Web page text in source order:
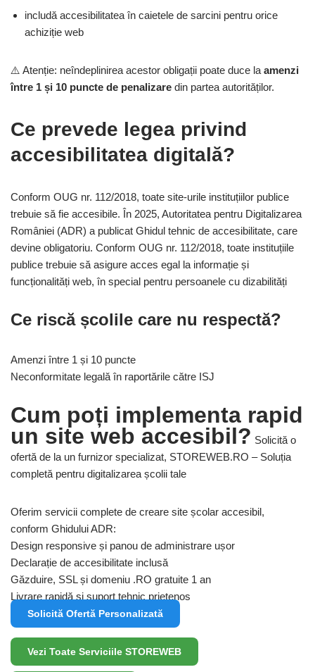
includă accesibilitatea în caietele de sarcini pentru orice
achiziție web
⚠️ Atenție: neîndeplinirea acestor obligații poate duce la amenzi
între 1 și 10 puncte de penalizare din partea autorităților.
Ce prevede legea privind
accesibilitatea digitală?
Conform OUG nr. 112/2018, toate site-urile instituțiilor publice
trebuie să fie accesibile. În 2025, Autoritatea pentru Digitalizarea
României (ADR) a publicat Ghidul tehnic de accesibilitate, care
devine obligatoriu. Conform OUG nr. 112/2018, toate instituțiile
publice trebuie să asigure acces egal la informație și
funcționalități web, în special pentru persoanele cu dizabilități
Ce riscă școlile care nu respectă?
Amenzi între 1 și 10 puncte
Neconformitate legală în raportările către ISJ
Cum poți implementa rapid
un site web accesibil? Solicită o
ofertă de la un furnizor specializat, STOREWEB.RO – Soluția
completă pentru digitalizarea școlii tale
Oferim servicii complete de creare site școlar accesibil,
conform Ghidului ADR:
Design responsive și panou de administrare ușor
Declarație de accesibilitate inclusă
Găzduire, SSL și domeniu .RO gratuite 1 an
Livrare rapidă și suport tehnic prietenos
Solicită Ofertă Personalizată
Vezi Toate Serviciile STOREWEB